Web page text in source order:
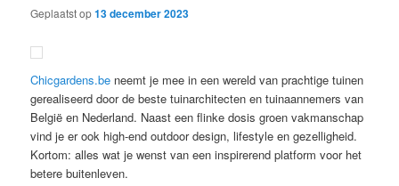
Geplaatst op13 december 2023
Chicgardens.be neemt je mee in een wereld van prachtige tuinen
gerealiseerd door de beste tuinarchitecten en tuinaannemers van
België en Nederland. Naast een flinke dosis groen vakmanschap
vind je er ook high-end outdoor design, lifestyle en gezelligheid.
Kortom: alles wat je wenst van een inspirerend platform voor het
betere buitenleven.